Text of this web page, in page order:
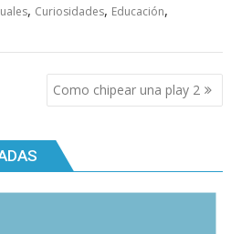
, Curiosidades, Educación,
Como chipear una play 2